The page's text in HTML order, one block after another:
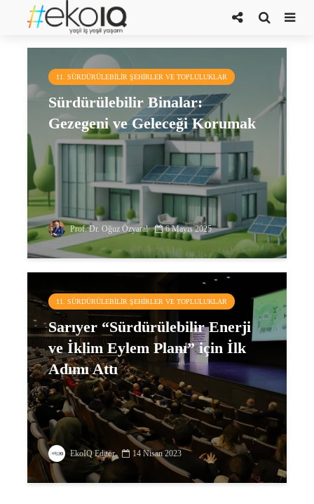
BREEAM sertifikası
11. SÜRDÜRÜLEBILIR ŞEHIRLER VE TOPLULUKLAR
Sürdürülebilir Binalar:
Gezegeni ve Geleceği Korumak
Prof. Dr. Oğuz Özyaral 6 Mayıs 2025
11. SÜRDÜRÜLEBILIR ŞEHIRLER VE TOPLULUKLAR
Sarıyer “Sürdürülebilir Enerji
ve İklim Eylem Planı” için İlk
Adımı Attı
EkoIQ Editör 14 Nisan 2023